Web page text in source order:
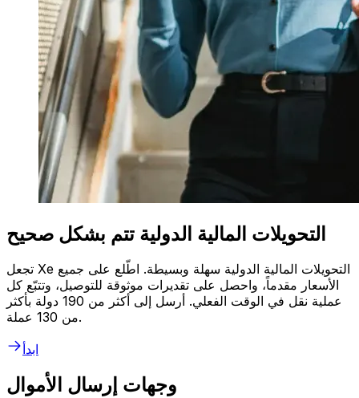
التحويلات المالية الدولية تتم بشكل صحيح
تجعل Xe التحويلات المالية الدولية سهلة وبسيطة. اطّلع على جميع
الأسعار مقدماً، واحصل على تقديرات موثوقة للتوصيل، وتتبّع كل
عملية نقل في الوقت الفعلي. أرسل إلى أكثر من 190 دولة بأكثر
من 130 عملة.
ابدأ
وجهات إرسال الأموال